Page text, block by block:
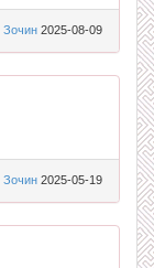
Зочин 2025-08-09
Зочин 2025-05-19